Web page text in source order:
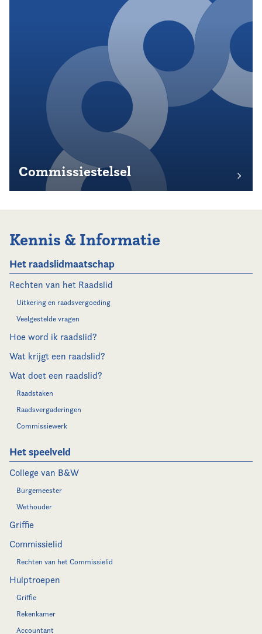
Commissiestelsel
Kennis & Informatie
Het raadslidmaatschap
Rechten van het Raadslid
Uitkering en raadsvergoeding
Veelgestelde vragen
Hoe word ik raadslid?
Wat krijgt een raadslid?
Wat doet een raadslid?
Raadstaken
Raadsvergaderingen
Commissiewerk
Het speelveld
College van B&W
Burgemeester
Wethouder
Griffie
Commissielid
Rechten van het Commissielid
Hulptroepen
Griffie
Rekenkamer
Accountant